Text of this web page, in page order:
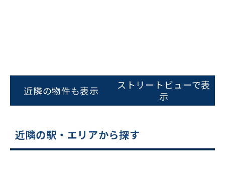
スムーズにご案内できます
0120-620-213
電話でお問い合わせ
近隣の物件も表示
ストリートビューで表
示
近隣の駅・エリアから探す